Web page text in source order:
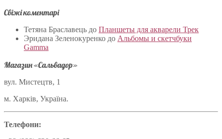
Свіжі коментарі
Тетяна Браславець до Планшеты для акварели Трек
Эридана Зеленокуренко до Альбомы и скетчбуки
Gamma
Магазин «Сальвадор»
вул. Мистецтв, 1
м. Харків, Україна.
Телефони: